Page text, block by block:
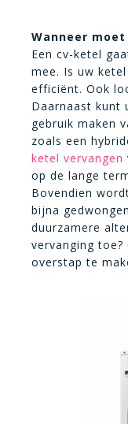
Wanneer
Een cv-ketel
mee. Is uw
efficiënt. Ook
Daarnaast kunt
gebruik maken
zoals een
ketel vervangen
op de lange
Bovendien
bijna
duurzamere
vervanging
overstap te